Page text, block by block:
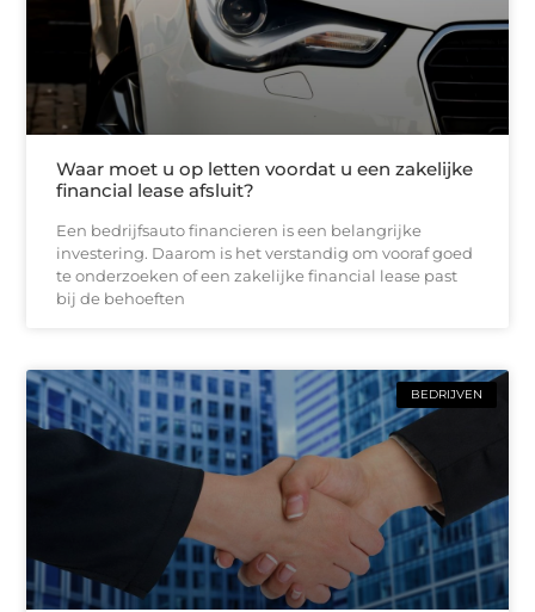
Waar moet u op letten voordat u een zakelijke
financial lease afsluit?
Een bedrijfsauto financieren is een belangrijke
investering. Daarom is het verstandig om vooraf goed
te onderzoeken of een zakelijke financial lease past
bij de behoeften
BEDRIJVEN